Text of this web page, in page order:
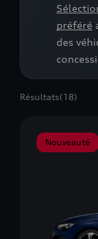
préféré
des
Résultats(18)
Nouveauté